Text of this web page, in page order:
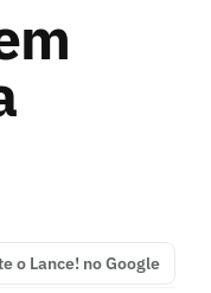
o Lance! no Google